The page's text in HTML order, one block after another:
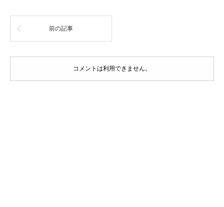
前の記事
コメントは利用できません。